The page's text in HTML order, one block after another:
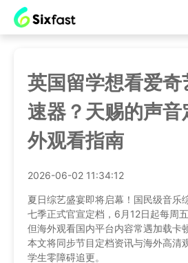
英国留学想看爱奇
速器？天赐的声
外观看指南
2026-06-02 11:34:12
夏日综艺盛宴即将启幕！国民级音乐
七季正式官宣定档，6月12日起每周
但海外观看国内平台内容常遇加载卡
本文将同步节目定档资讯与海外高清
学生零障碍追更。